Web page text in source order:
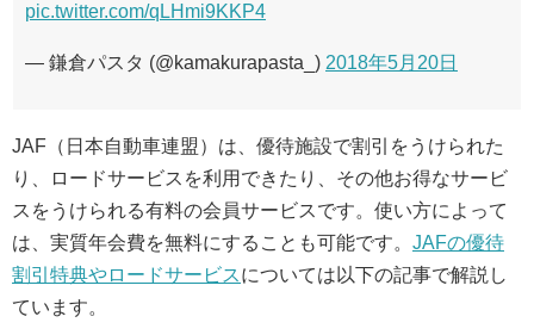
pic.twitter.com/qLHmi9KKP4
— 鎌倉パスタ (@kamakurapasta_) 2018年5月20日
JAF（日本自動車連盟）は、優待施設で割引をうけられた
り、ロードサービスを利用できたり、その他お得なサービ
スをうけられる有料の会員サービスです。使い方によって
は、実質年会費を無料にすることも可能です。 JAFの優待
割引特典やロードサービスについては以下の記事で解説し
ています。